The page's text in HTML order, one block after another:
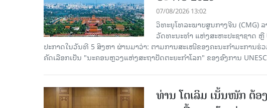
07/08/2026 13:02
ວິທະຍຸໂທລະພາບສູນກາງຈີນ (CMG)
ວັດທະນະທຳ ແຫ່ງສະຫະປະຊາຊາດ ຫຼື
ປະກາດໃນວັນທີ 5 ສິງຫາ ຜ່ານມາວ່າ: ຕາມການສະເໜີຂອງຄະນະກຳມະການ
ຄັດ​ເລືອກເປັນ "ນະຄອນຫຼວງແຫ່ງສະຖາປັດຕະຍະກຳໂລກ" ຂອງອົງການ
ທ່ານ ໂຕ​ເລິມ ເນັ້ນໜັກ ຕ້